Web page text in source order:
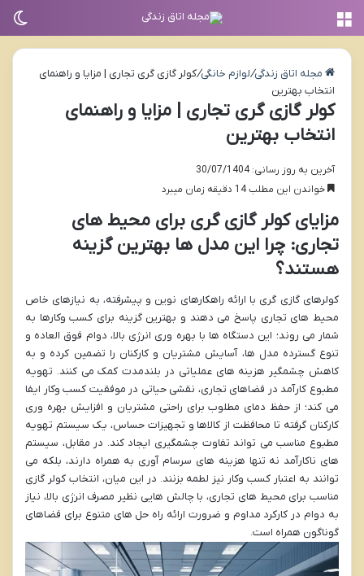
مجله اتاق زندگی/لوازم خانگی/کولر گازی گری تجاری | مزایا و راهنمای
انتخاب بهترین
کولر گازی گری تجاری | مزایا و راهنمای
انتخاب بهترین
آخرین به روز رسانی: 30/07/1404
خواندن این مطلب 14 دقیقه زمان میبرد
مزایای کولر گازی گری برای محیط های
تجاری: چرا این مدل ها بهترین گزینه
هستند؟
کولرهای گازی گری با ارائه راهکارهای نوین و پیشرفته، به نیازهای خاص
محیط های تجاری پاسخ می دهند و بهترین گزینه برای کسب وکارها به
شمار می روند؛ این دستگاه ها با بهره وری انرژی بالا، دوام فوق العاده و
تنوع گسترده مدل ها، آسایش مشتریان و کارکنان را تضمین کرده و به
کاهش چشمگیر هزینه های عملیاتی در بلندمدت کمک می کنند. تهویه
مطبوع کارآمد در فضاهای تجاری، نقشی حیاتی در موفقیت کسب وکار ایفا
می کند؛ از حفظ دمای مطلوب برای راحتی مشتریان و افزایش بهره وری
کارکنان گرفته تا محافظت از کالاها و تجهیزات حساس، یک سیستم تهویه
مطبوع مناسب می تواند تفاوت چشمگیری ایجاد کند. در مقابل، سیستم
های ناکارآمد نه تنها هزینه های سرسام آوری به همراه دارند، بلکه می
توانند به اعتبار کسب وکار نیز لطمه بزنند. در این میان، انتخاب کولر گازی
مناسب برای محیط های تجاری، با چالش هایی نظیر مصرف انرژی بالا، نیاز
به دوام در کارکرد مداوم و ضرورت ارائه راه حل های متنوع برای فضاهای
گوناگون همراه است.